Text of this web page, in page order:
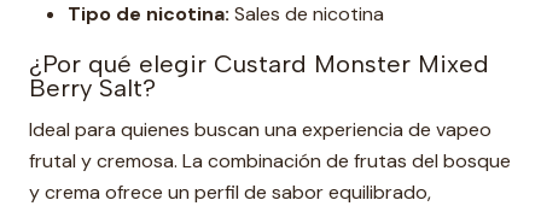
Tipo de nicotina: Sales de nicotina
¿Por qué elegir Custard Monster Mixed
Berry Salt?
Ideal para quienes buscan una experiencia de vapeo
frutal y cremosa. La combinación de frutas del bosque
y crema ofrece un perfil de sabor equilibrado,